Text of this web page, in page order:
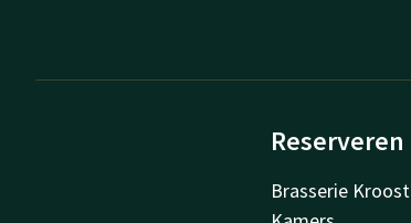
Reserveren
Brasserie Kroost